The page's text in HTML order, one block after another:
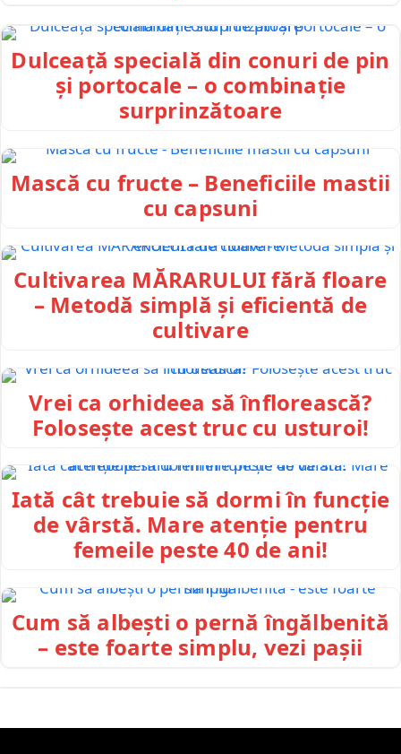
Dulceață specială din conuri de pin
și portocale – o combinație
surprinzătoare
Mască cu fructe – Beneficiile mastii
cu capsuni
Cultivarea MĂRARULUI fără floare
– Metodă simplă și eficientă de
cultivare
Vrei ca orhideea să înflorească?
Folosește acest truc cu usturoi!
Iată cât trebuie să dormi în funcție
de vârstă. Mare atenție pentru
femeile peste 40 de ani!
Cum să albești o pernă îngălbenită
– este foarte simplu, vezi pașii